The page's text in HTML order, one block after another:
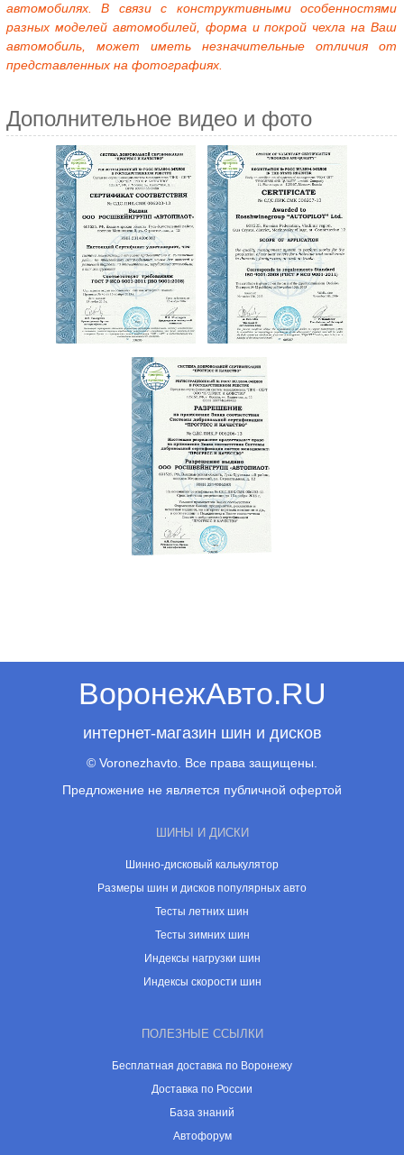
автомобилях. В связи с конструктивными особенностями
разных моделей автомобилей, форма и покрой чехла на Ваш
автомобиль, может иметь незначительные отличия от
представленных на фотографиях.
Дополнительное видео и фото
ВоронежАвто.RU
интернет-магазин шин и дисков
© Voronezhavto. Все права защищены.
Предложение не является публичной офертой
ШИНЫ И ДИСКИ
Шинно-дисковый калькулятор
Размеры шин и дисков популярных авто
Тесты летних шин
Тесты зимних шин
Индексы нагрузки шин
Индексы скорости шин
ПОЛЕЗНЫЕ ССЫЛКИ
Бесплатная доставка по Воронежу
Доставка по России
База знаний
Автофорум